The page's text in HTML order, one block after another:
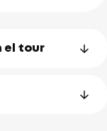
el tour